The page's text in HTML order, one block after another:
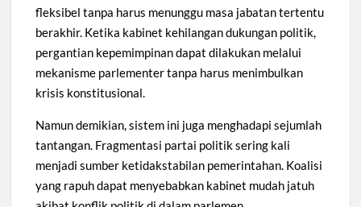
fleksibel tanpa harus menunggu masa jabatan tertentu
berakhir. Ketika kabinet kehilangan dukungan politik,
pergantian kepemimpinan dapat dilakukan melalui
mekanisme parlementer tanpa harus menimbulkan
krisis konstitusional.
Namun demikian, sistem ini juga menghadapi sejumlah
tantangan. Fragmentasi partai politik sering kali
menjadi sumber ketidakstabilan pemerintahan. Koalisi
yang rapuh dapat menyebabkan kabinet mudah jatuh